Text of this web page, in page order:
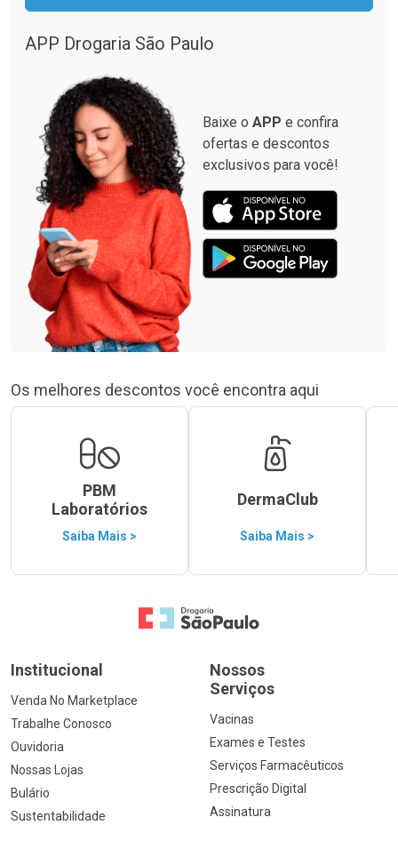
APP Drogaria São Paulo
Baixe o APP e confira
ofertas e descontos
exclusivos para você!
Os melhores descontos você encontra aqui
PBM
Laboratórios
Saiba Mais >
DermaClub
Saiba Mais >
Ir para a Home
Institucional
Venda No Marketplace
Trabalhe Conosco
Ouvidoria
Nossas Lojas
Bulário
Sustentabilidade
Nossos
Serviços
Vacinas
Exames e Testes
Serviços Farmacêuticos
Prescrição Digital
Assinatura